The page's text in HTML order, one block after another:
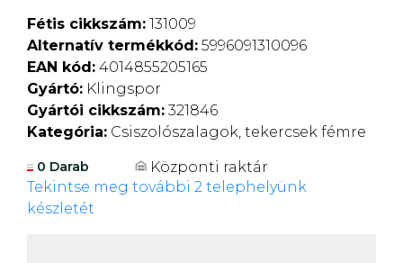
Fétis cikkszám: 131009
Alternatív termékkód: 5996091310096
EAN kód: 4014855205165
Gyártó: Klingspor
Gyártói cikkszám: 321846
Kategória: Csiszolószalagok, tekercsek fémre
0 Darab
Központi raktár
Tekintse meg további 2 telephelyünk
készletét